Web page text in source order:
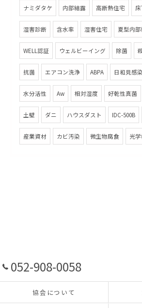
ナミダタケ 内部結露 高断熱住宅
湿害診断 含水率 湿害住宅 夏型内
WELL認証 ウェルビーイング 除菌
抗菌 エアコン洗浄 ABPA 日和見感染
水分活性 Aw 相対湿度 好乾性真菌
土壁 ダニ ハウスダスト IDC-500B
産業資材 カビ汚染 微生物腐食 光
052-908-0058
協会について